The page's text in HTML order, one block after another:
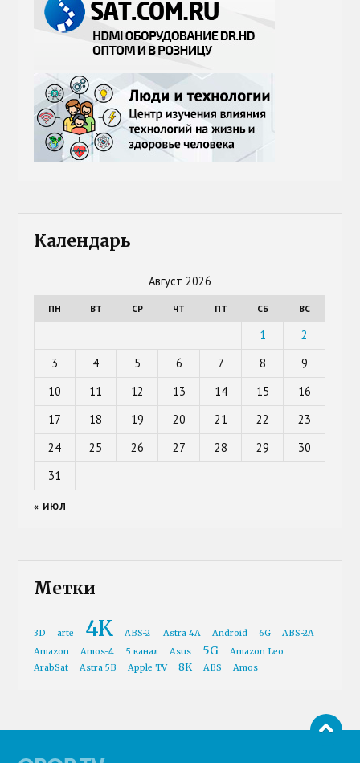
Календарь
Август 2026
ПН ВТ СР ЧТ ПТ СБ ВС
1
2
3
4 5 6 7 8
9
10
11 12 13 14 15
16
17
18 19 20 21 22
23
24
25 26 27 28 29
30
31
« ИЮЛ
Метки
3D arte 4K ABS-2 Astra 4A Android 6G
ABS-2A
Amazon
Amos-4 5 канал Asus 5G
Amazon Leo
ArabSat
Astra 5B Apple TV 8K ABS Amos